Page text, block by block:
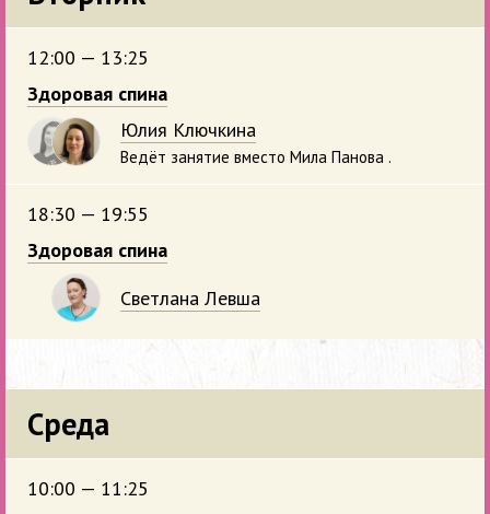
12:00 — 13:25
Здоровая спина
Юлия Ключкина
Ведёт занятие вместо Мила Панова .
18:30 — 19:55
Здоровая спина
Светлана Левша
Среда
10:00 — 11:25